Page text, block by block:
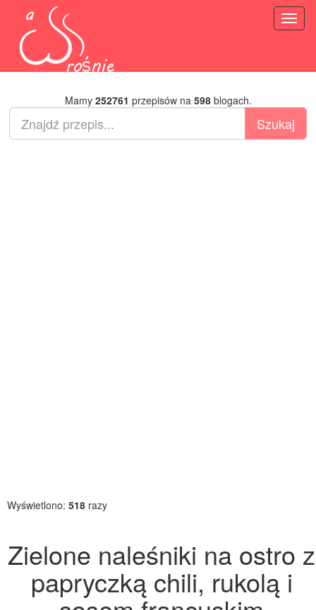
Mamy 252761 przepisów na 598blogach.
Wyświetlono: 518 razy
Zielone naleśniki na ostro z
papryczką chili, rukolą i